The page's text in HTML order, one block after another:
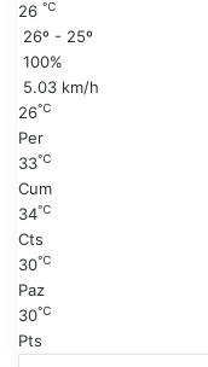
a
y
f
26 ℃
26º - 25º
100%
5.03 km/h
26℃
Per
33℃
Cum
34℃
Cts
30℃
Paz
30℃
Pts